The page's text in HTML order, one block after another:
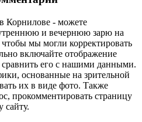
Корнилове - можете
утреннюю и вечернюю зарю на
мы могли корректировать
включайте отображение
его с нашими данными.
основанные на зрительной
их в виде фото. Также
прокомментировать страницу
сайту.